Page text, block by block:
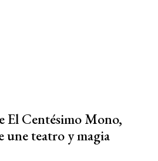
El Centésimo Mono,
une teatro y magia